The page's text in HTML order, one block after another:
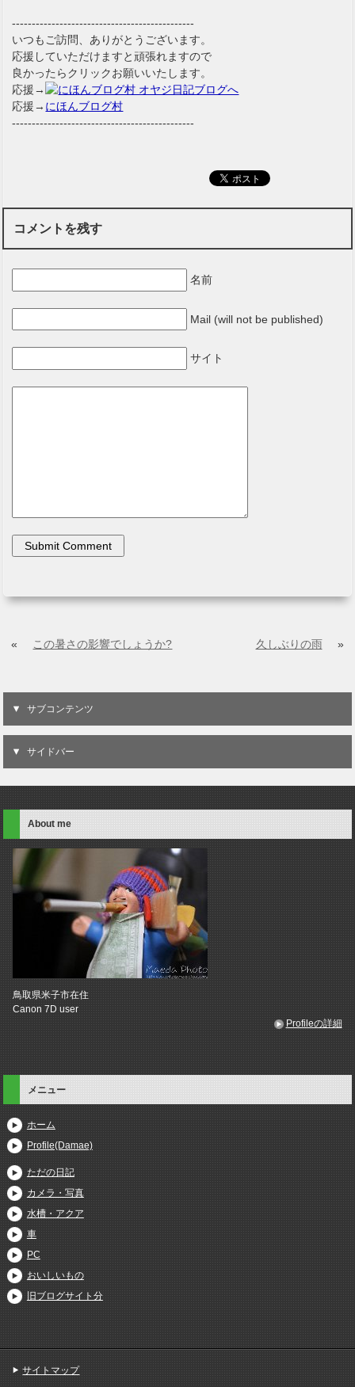
----------------------------------------------
いつもご訪問、ありがとうございます。
応援していただけますと頑張れますので
良かったらクリックお願いいたします。
応援→
応援→ にほんブログ村
----------------------------------------------
コメントを残す
名前
Mail (will not be published)
サイト
« この暑さの影響でしょうか? 久しぶりの雨 »
サブコンテンツ
サイドバー
About me
鳥取県米子市在住
Canon 7D user
Profileの詳細
メニュー
ホーム
Profile(Damae)
ただの日記
カメラ・写真
水槽・アクア
車
PC
おいしいもの
旧ブログサイト分
サイトマップ